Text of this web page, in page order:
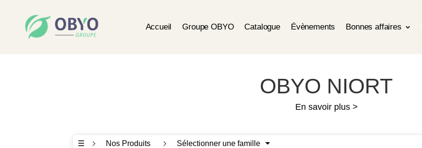
Accueil Groupe OBYO Catalogue Évènements Bonnes affaires
OBYO NIORT
En savoir plus >
☰ Nos Produits Sélectionner une famille